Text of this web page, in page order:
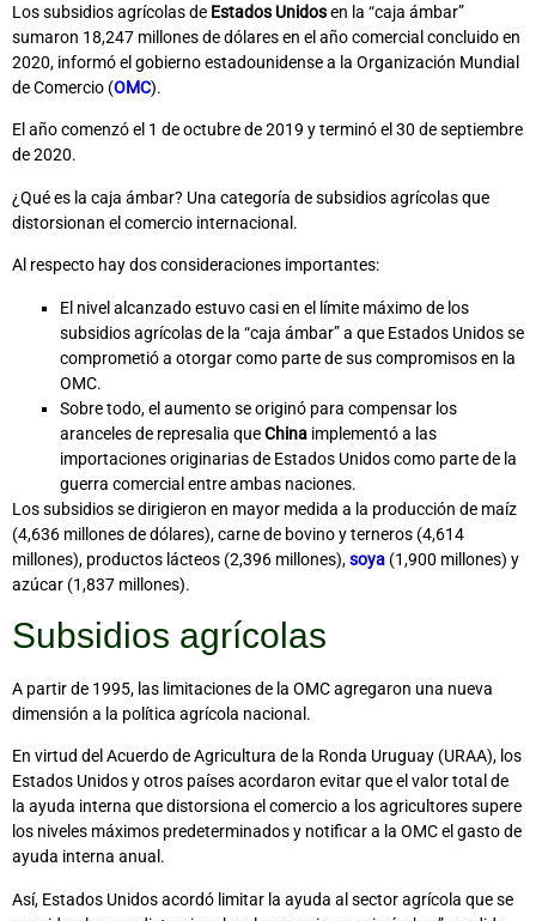
Los subsidios agrícolas de Estados Unidosen la “caja ámbar”
sumaron 18,247 millones de dólares en el año comercial concluido en
2020, informó el gobierno estadounidense a la Organización Mundial
de Comercio (OMC).
El año comenzó el 1 de octubre de 2019 y terminó el 30 de septiembre
de 2020.
¿Qué es la caja ámbar? Una categoría de subsidios agrícolas que
distorsionan el comercio internacional.
Al respecto hay dos consideraciones importantes:
El nivel alcanzado estuvo casi en el límite máximo de los
subsidios agrícolas de la “caja ámbar” a que Estados Unidos se
comprometió a otorgar como parte de sus compromisos en la
OMC.
Sobre todo, el aumento se originó para compensar los
aranceles de represalia queChina implementó a las
importaciones originarias de Estados Unidos como parte de la
guerra comercial entre ambas naciones.
Los subsidios se dirigieron en mayor medida a la producción de maíz
(4,636 millones de dólares), carne de bovino y terneros (4,614
millones), productos lácteos (2,396 millones),soya (1,900 millones) y
azúcar (1,837 millones).
Subsidios agrícolas
A partir de 1995, las limitaciones de la OMC agregaron una nueva
dimensión a la política agrícola nacional.
En virtud del Acuerdo de Agricultura de la Ronda Uruguay (URAA), los
Estados Unidos y otros países acordaron evitar que el valor total de
la ayuda interna que distorsiona el comercio a los agricultores supere
los niveles máximos predeterminados y notificar a la OMC el gasto de
ayuda interna anual.
Así, Estados Unidos acordó limitar la ayuda al sector agrícola que se